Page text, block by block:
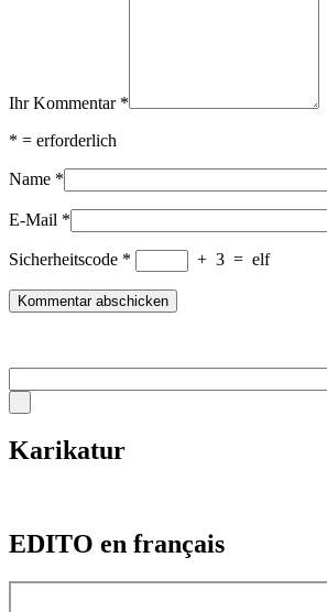
Ihr Kommentar *
* = erforderlich
Name *
E-Mail *
Sicherheitscode * + 3 = elf
Karikatur
EDITO en français